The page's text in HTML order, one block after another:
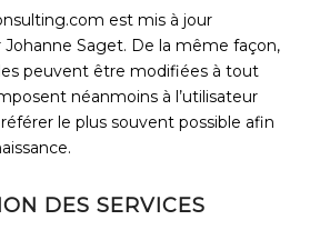
est mis à jour
Saget. De la même façon,
peuvent être modifiées à tout
néanmoins à l’utilisateur
le plus souvent possible afin
DES SERVICES